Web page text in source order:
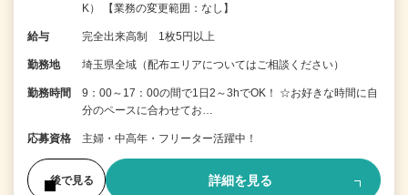
K） 【業務の変更範囲：なし】
給与 完全出来高制 1枚5円以上
勤務地 埼玉県全域（配布エリアについてはご相談ください）
勤務時間
9：00～17：00の間で1日2～3hでOK！ ☆お好きな時間に自
分のペースに合わせてお…
応募資格 主婦・中高年・フリーター活躍中！
後で見る 詳細を見る